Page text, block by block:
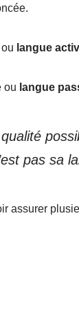
langue
ou langue
pas sa
assurer